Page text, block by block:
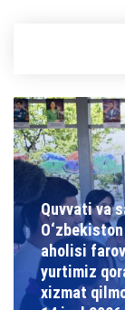
Quvvati va
aholisi
yurtimiz
xizmat